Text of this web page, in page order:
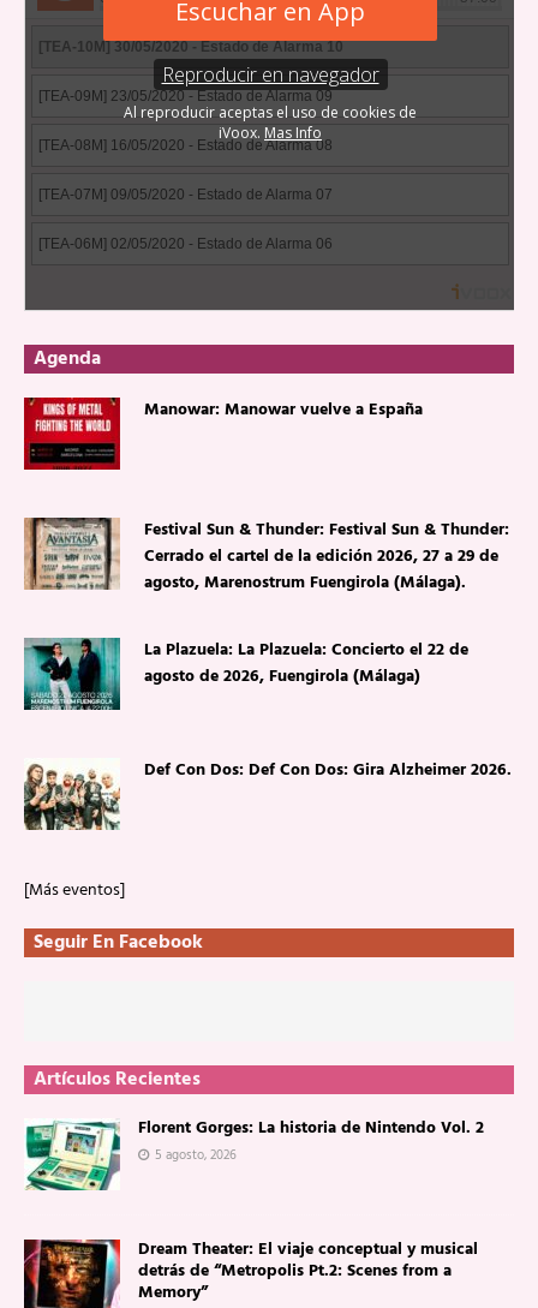
Agenda
Manowar: Manowar vuelve a España
Festival Sun & Thunder: Festival Sun & Thunder:
Cerrado el cartel de la edición 2026, 27 a 29 de
agosto, Marenostrum Fuengirola (Málaga).
La Plazuela: La Plazuela: Concierto el 22 de
agosto de 2026, Fuengirola (Málaga)
Def Con Dos: Def Con Dos: Gira Alzheimer 2026.
[Más eventos]
Seguir En Facebook
Artículos Recientes
Florent Gorges: La historia de Nintendo Vol. 2
5 agosto, 2026
Dream Theater: El viaje conceptual y musical
detrás de “Metropolis Pt.2: Scenes from a
Memory”